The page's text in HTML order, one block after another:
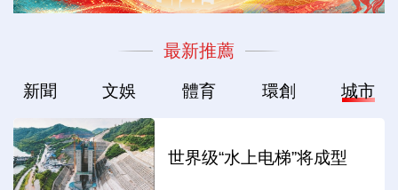
最新推薦
新聞 文娛 體育 環創 城市
世界级“水上电梯”将成型